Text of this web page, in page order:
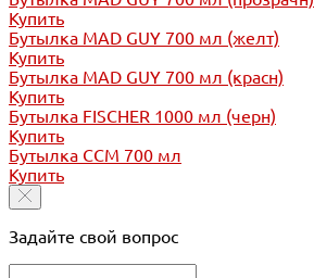
Купить
Бутылка MAD GUY 700 мл (желт)
Купить
Бутылка MAD GUY 700 мл (красн)
Купить
Бутылка FISCHER 1000 мл (черн)
Купить
Бутылка CCM 700 мл
Купить
Задайте свой вопрос